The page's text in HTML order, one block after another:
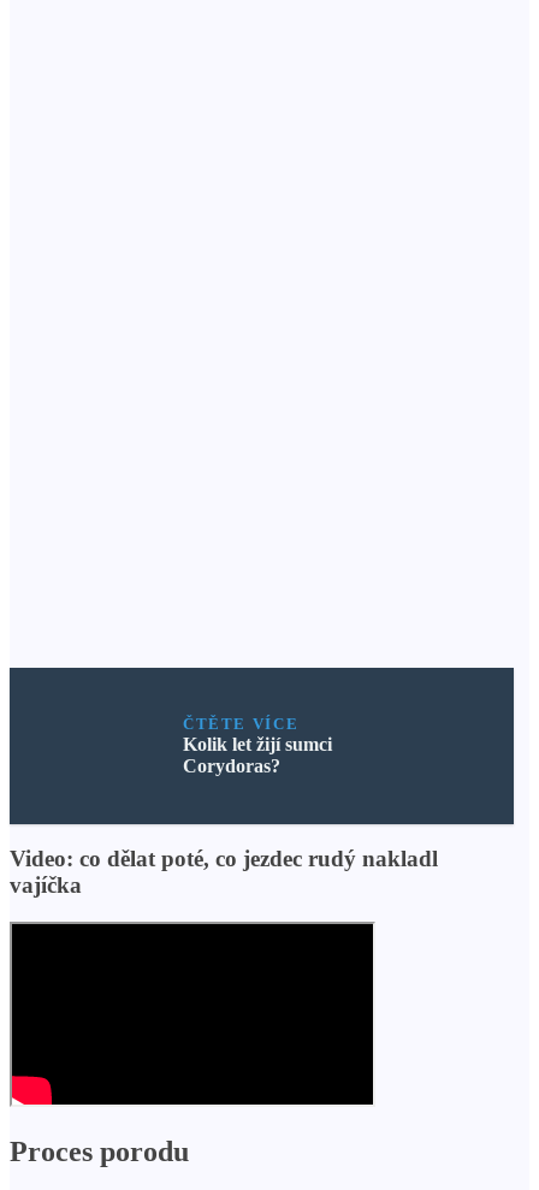
ČTĚTE VÍCE
Kolik let žijí sumci
Corydoras?
Video: co dělat poté, co jezdec rudý nakladl
vajíčka
Proces porodu